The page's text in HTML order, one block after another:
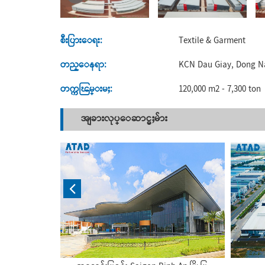
စီးပြားေရး:
Textile & Garment
တည္ေနရာ:
KCN Dau Giay, Dong
တက္ကၽြမ္းမႈ:
120,000 m2 - 7,300 ton
အျခားလုပ္ေဆာင္မႈမ်ား